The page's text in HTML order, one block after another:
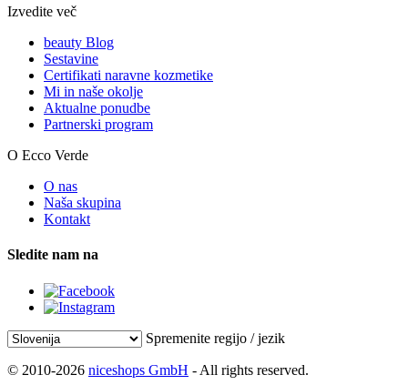
Izvedite več
beauty Blog
Sestavine
Certifikati naravne kozmetike
Mi in naše okolje
Aktualne ponudbe
Partnerski program
O Ecco Verde
O nas
Naša skupina
Kontakt
Sledite nam na
Spremenite regijo / jezik
© 2010-2026 niceshops GmbH - All rights reserved.